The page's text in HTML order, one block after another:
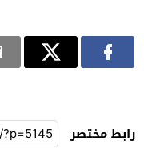
رابط مختصر